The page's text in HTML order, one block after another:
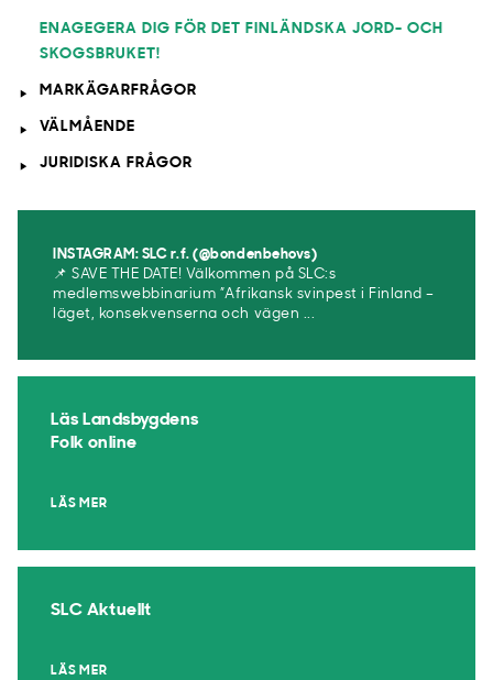
ENAGEGERA DIG FÖR DET FINLÄNDSKA JORD- OCH
SKOGSBRUKET!
MARKÄGARFRÅGOR
VÄLMÅENDE
JURIDISKA FRÅGOR
INSTAGRAM: SLC r.f. (@bondenbehovs)
📌 SAVE THE DATE! Välkommen på SLC:s
medlemswebbinarium ”Afrikansk svinpest i Finland –
läget, konsekvenserna och vägen ...
Läs Landsbygdens
Folk online
LÄS MER
SLC Aktuellt
LÄS MER